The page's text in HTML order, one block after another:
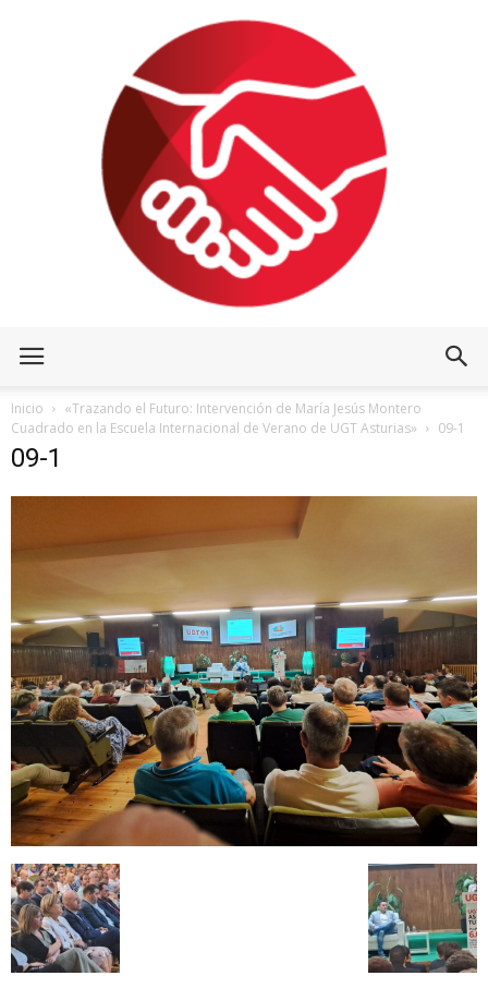
Inicio
«Trazando el Futuro: Intervención de María Jesús Montero
Cuadrado en la Escuela Internacional de Verano de UGT Asturias»
09-1
09-1